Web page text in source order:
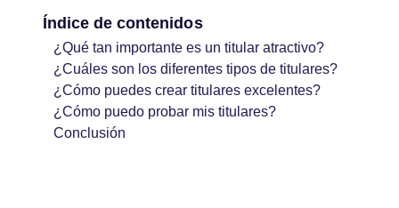
Índice de contenidos
¿Qué tan importante es un titular atractivo?
¿Cuáles son los diferentes tipos de titulares?
¿Cómo puedes crear titulares excelentes?
¿Cómo puedo probar mis titulares?
Conclusión